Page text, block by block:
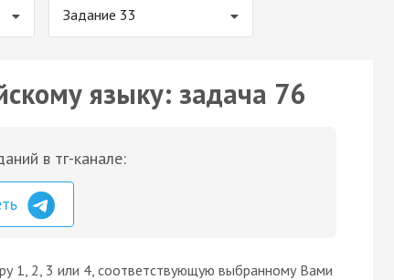
Задание 33
языку: задача 76
в тг-канале:
1, 2, 3 или 4, соответствующую выбранному Вами